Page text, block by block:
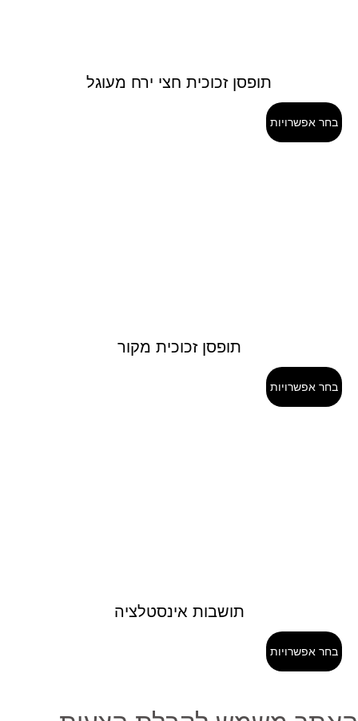
תופסן זכוכית חצי ירח מעוגל
בחר אפשרויות
תופסן זכוכית מקור
בחר אפשרויות
תושבות אינסטלציה
בחר אפשרויות